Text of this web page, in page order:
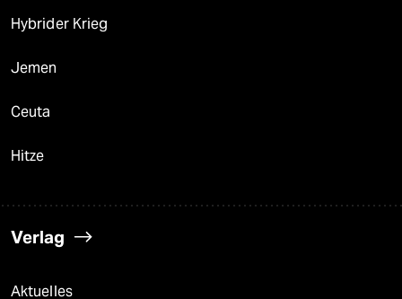
Hybrider Krieg
Jemen
Ceuta
Hitze
Verlag
Aktuelles